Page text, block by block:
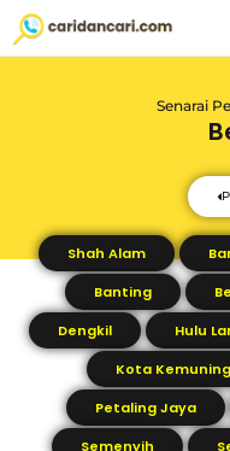
Senarai
Shah Alam
Banting
Dengkil
Hulu
Kota Kemuning
Petaling Jaya
Semenyih